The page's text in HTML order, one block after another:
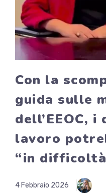
Con la
guida sulle
dell’EEOC,
lavoro
“in
4 Febbraio 2026